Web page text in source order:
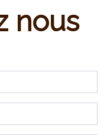
nous